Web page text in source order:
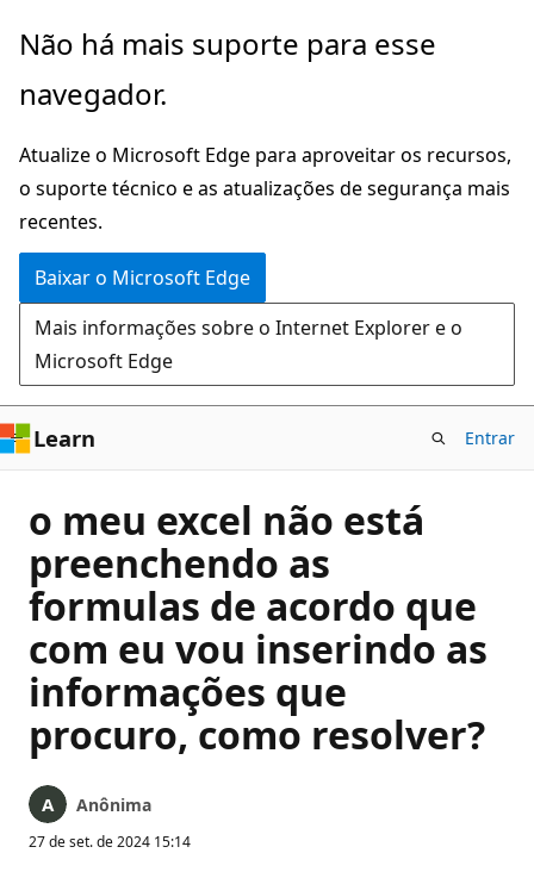
Pular
o
principal
Não há mais suporte para esse
navegador.
Atualize o Microsoft Edge para aproveitar os recursos,
o suporte técnico e as atualizações de segurança mais
recentes.
Baixar o Microsoft Edge
Mais informações sobre o Internet Explorer e o
Microsoft Edge
Learn Entrar
o meu excel não está
preenchendo as
formulas de acordo que
com eu vou inserindo as
informações que
procuro, como resolver?
Anônima
27 de set. de 2024 15:14